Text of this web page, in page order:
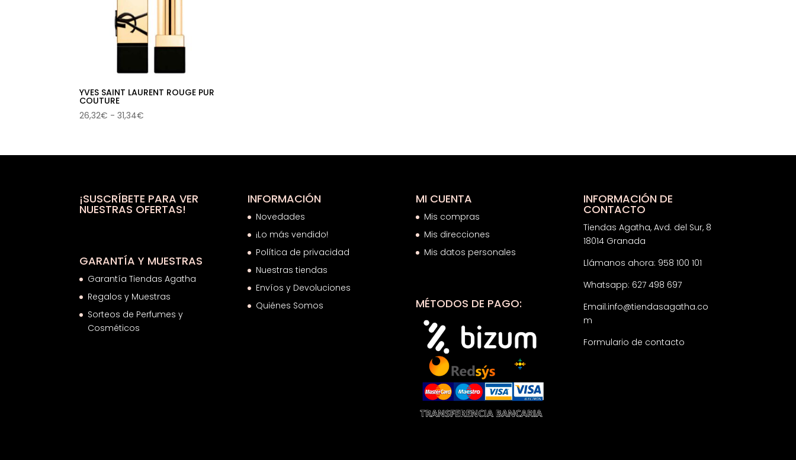
YVES SAINT LAURENT ROUGE PUR
COUTURE
26,32€ - 31,34€
desde
31,34€
¡SUSCRÍBETE PARA VER
NUESTRAS OFERTAS!
GARANTÍA Y MUESTRAS
Garantía Tiendas Agatha
Regalos y Muestras
Sorteos de Perfumes y
Cosméticos
INFORMACIÓN
Novedades
¡Lo más vendido!
Política de privacidad
Nuestras tiendas
Envíos y Devoluciones
Quiénes Somos
MI CUENTA
Mis compras
Mis direcciones
Mis datos personales
MÉTODOS DE PAGO:
INFORMACIÓN DE
CONTACTO
Tiendas Agatha, Avd. del Sur, 8
18014 Granada
Llámanos ahora: 958 100 101
Whatsapp: 627 498 697
Email:info@tiendasagatha.co
m
Formulario de contacto